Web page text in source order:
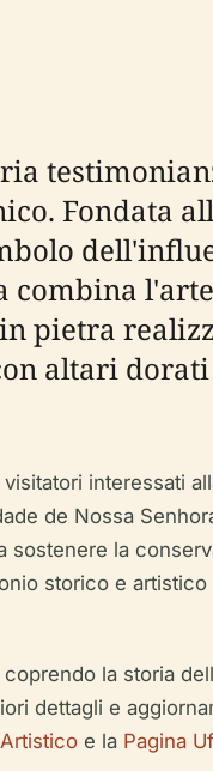
Fondata
pietra
altari
interessati
de Nossa
sostenere la
storico e artistico
la storia
dettagli e
e la Pagina